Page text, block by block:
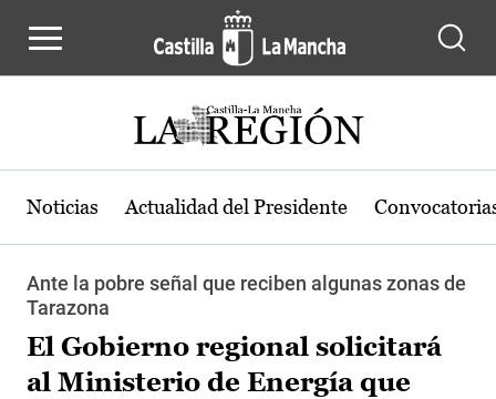
Noticias Actualidad del Presidente
Ante la pobre señal que reciben algunas zonas de
Tarazona
El Gobierno regional solicitará
al Ministerio de Energía que